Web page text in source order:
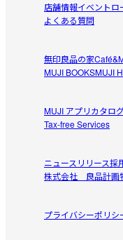
店舗情報イベントロ
よくある質問
無印良品の家
MUJI BOOKSMUJI
MUJI アプリカタロ
Tax-free Services
ニュースリリース採
株式会社 良品計画
プライバシーポリシ